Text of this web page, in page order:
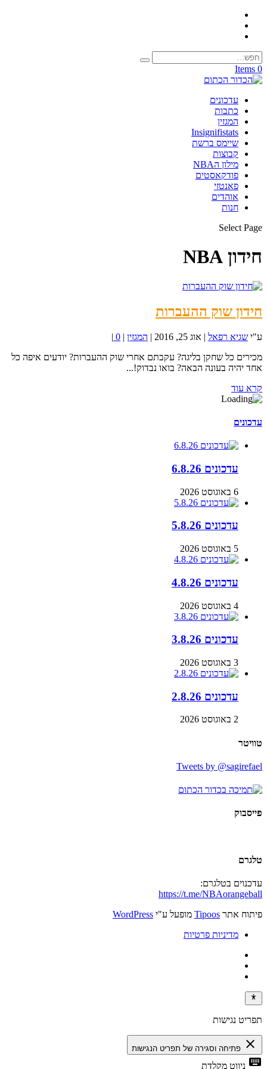
0 Items
עדכונים
כתבות
המגזין
Insignifistats
שיימס ברשת
קבוצות
מילון הNBA
פודקאסטים
פאנטזי
אוהדים
חנות
Select Page
חידון NBA
חידון שוק ההעברות
ע"י שגיא רפאל | אוג 25, 2016 | המגזין |
0
|
מכירים כל שחקן בליגה? עקבתם אחרי שוק ההעברות? יודעים איפה כל
אחד יהיה בעונה הבאה? בואו נבדוק!...
קרא עוד
עדכונים
עדכונים 6.8.26
6 באוגוסט 2026
עדכונים 5.8.26
5 באוגוסט 2026
עדכונים 4.8.26
4 באוגוסט 2026
עדכונים 3.8.26
3 באוגוסט 2026
עדכונים 2.8.26
2 באוגוסט 2026
טוויטר
Tweets by @sagirefael
פייסבוק
טלגרם
עדכנוים בטלגרם:
https://t.me/NBAorangeball
פיתוח אתר Tipoos מופעל ע"י WordPress
מדיניות פרטיות
תפריט נגישות
close פתיחה וסגירה של תפריט הנגישות
keyboard ניווט מקלדת